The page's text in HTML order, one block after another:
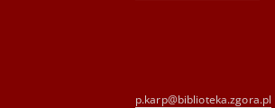
p.karp@biblioteka.zgora.pl